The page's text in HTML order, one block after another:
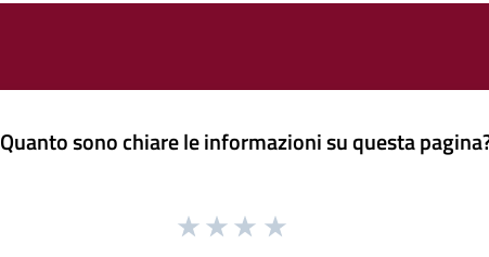
Quanto sono chiare le informazioni su questa